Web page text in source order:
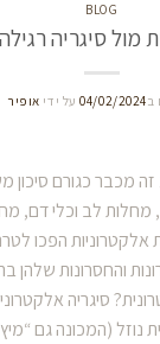
BLOG
מול סיגריה
ב04/02/2024על ידי אופיר
זה מכבר כגורם
מחלות לב וכלי דם,
אלקטרוניות הפכו
והחסרונות שלהן
סיגריה
נוזל (המכונה גם